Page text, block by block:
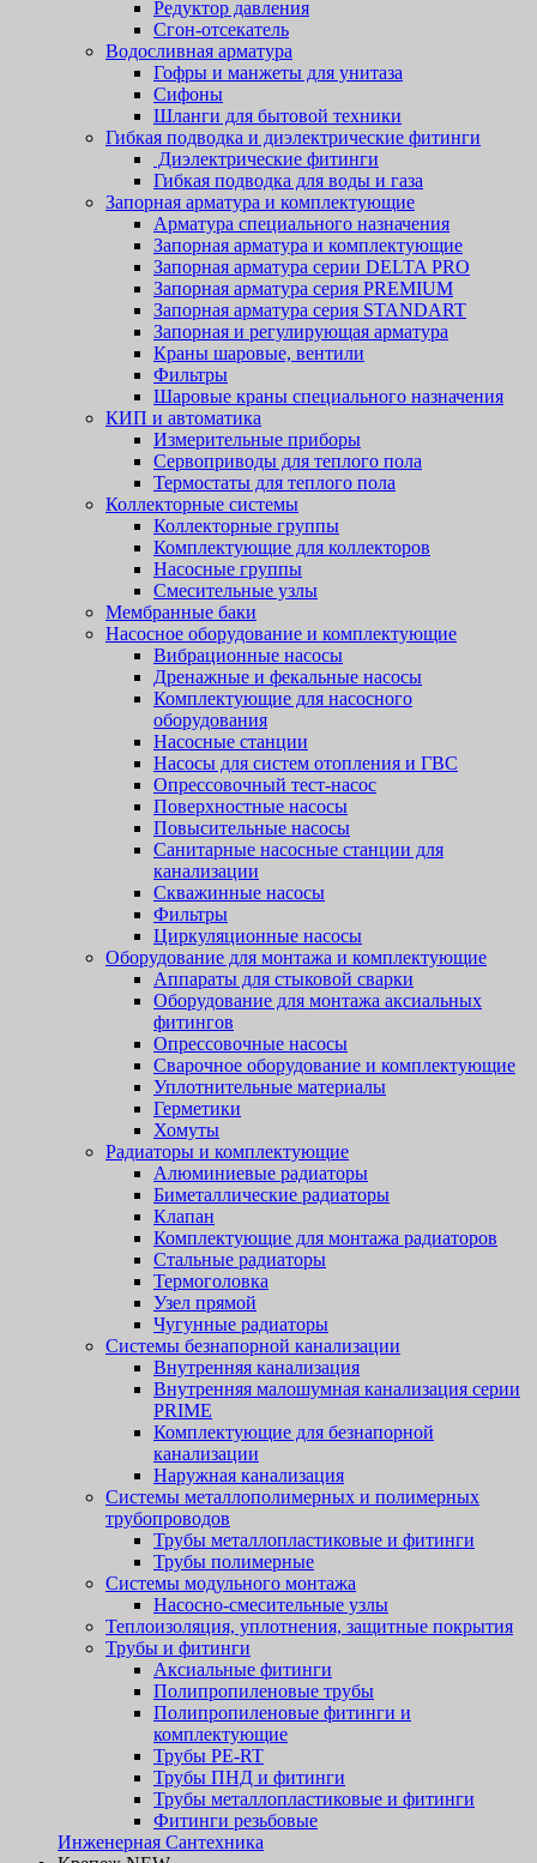
Редуктор давления
Сгон-отсекатель
Водосливная арматура
Гофры и манжеты для унитаза
Сифоны
Шланги для бытовой техники
Гибкая подводка и диэлектрические фитинги
Диэлектрические фитинги
Гибкая подводка для воды и газа
Запорная арматура и комплектующие
Арматура специального назначения
Запорная арматура и комплектующие
Запорная арматура серии DELTA PRO
Запорная арматура серия PREMIUM
Запорная арматура серия STANDART
Запорная и регулирующая арматура
Краны шаровые, вентили
Фильтры
Шаровые краны специального назначения
КИП и автоматика
Измерительные приборы
Сервоприводы для теплого пола
Термостаты для теплого пола
Коллекторные системы
Коллекторные группы
Комплектующие для коллекторов
Насосные группы
Смесительные узлы
Мембранные баки
Насосное оборудование и комплектующие
Вибрационные насосы
Дренажные и фекальные насосы
Комплектующие для насосного
оборудования
Насосные станции
Насосы для систем отопления и ГВС
Опрессовочный тест-насос
Поверхностные насосы
Повысительные насосы
Санитарные насосные станции для
канализации
Скважинные насосы
Фильтры
Циркуляционные насосы
Оборудование для монтажа и комплектующие
Аппараты для стыковой сварки
Оборудование для монтажа аксиальных
фитингов
Опрессовочные насосы
Сварочное оборудование и комплектующие
Уплотнительные материалы
Герметики
Хомуты
Радиаторы и комплектующие
Алюминиевые радиаторы
Биметаллические радиаторы
Клапан
Комплектующие для монтажа радиаторов
Стальные радиаторы
Термоголовка
Узел прямой
Чугунные радиаторы
Системы безнапорной канализации
Внутренняя канализация
Внутренняя малошумная канализация серии
PRIME
Комплектующие для безнапорной
канализации
Наружная канализация
Системы металлополимерных и полимерных
трубопроводов
Трубы металлопластиковые и фитинги
Трубы полимерные
Системы модульного монтажа
Насосно-смесительные узлы
Теплоизоляция, уплотнения, защитные покрытия
Трубы и фитинги
Аксиальные фитинги
Полипропиленовые трубы
Полипропиленовые фитинги и
комплектующие
Трубы PE-RT
Трубы ПНД и фитинги
Трубы металлопластиковые и фитинги
Фитинги резьбовые
Инженерная Сантехника